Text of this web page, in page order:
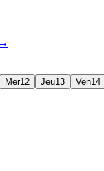
→
Mer12 Jeu13 Ven14